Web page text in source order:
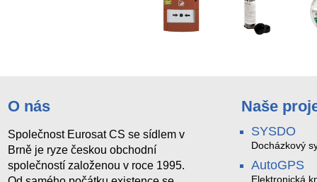
O nás
Společnost Eurosat CS se sídlem v
Brně je ryze českou obchodní
společností založenou v roce 1995.
Naše
SYSDO
Docházkový
AutoGPS
Elektronická